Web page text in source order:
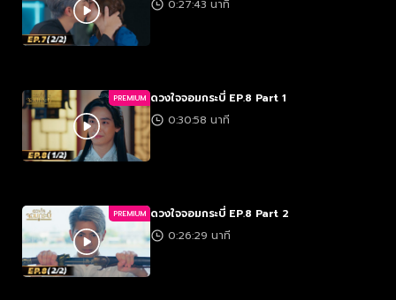
0:27:43 นาที
PREMIUM ดวงใจจอมกระบี่ EP.8 Part 1
0:30:58 นาที
PREMIUM ดวงใจจอมกระบี่ EP.8 Part 2
0:26:29 นาที